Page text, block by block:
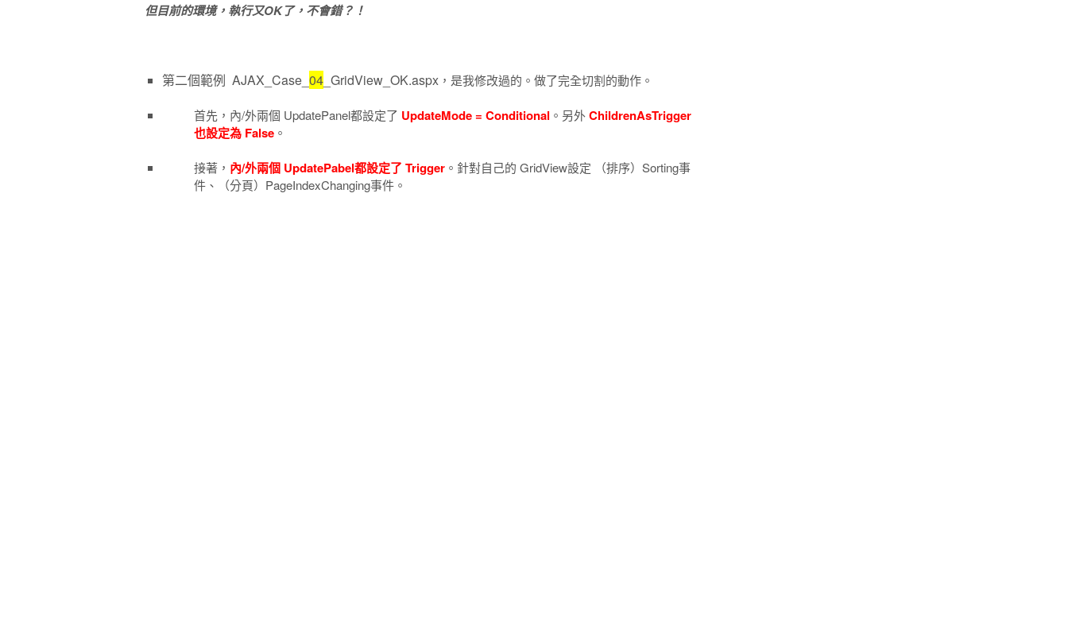
但目前的環境，執行又OK了，不會錯？！
第二個範例 AJAX_Case_ 04 _GridView_OK.aspx ，是我修改過的。做了完全切割的動作。
首先，內/外兩個 UpdatePanel都設定了 UpdateMode = Conditional 。另外ChildrenAsTrigger
也設定為 False 。
接著， 內/外兩個 UpdatePabel都設定了 Trigger 。針對自己的 GridView設定 （排序）Sorting事
件、（分頁）PageIndexChanging事件。